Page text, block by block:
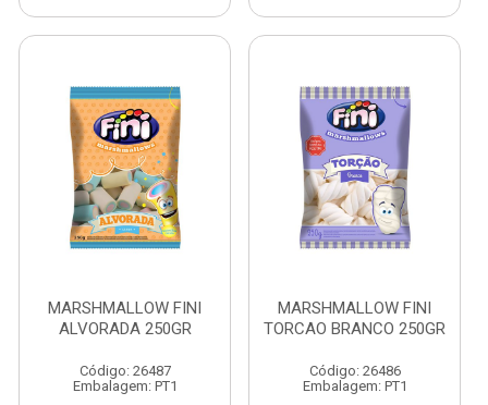
MARSHMALLOW FINI
ALVORADA 250GR
Código: 26487
Embalagem: PT1
MARSHMALLOW FINI
TORCAO BRANCO 250GR
Código: 26486
Embalagem: PT1